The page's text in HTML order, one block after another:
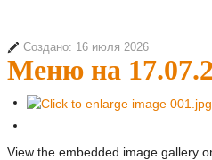
Создано: 16 июля 2026
Меню на
View the embedded image gallery